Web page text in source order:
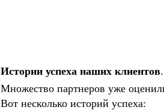
Истории успеха наших клиентов.
Множество партнеров уже
Вот несколько историй успеха: